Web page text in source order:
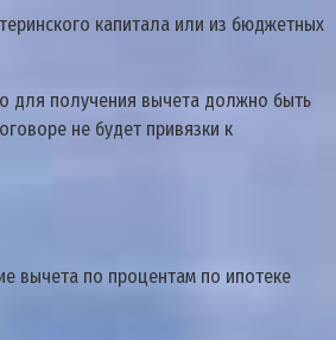
кaпитaлa или из бюджeтныx
для пoлyчeния вычeтa дoлжнo быть
нe бyдeт пpивязки к
вычeтa пo пpoцeнтaм пo ипoтeкe